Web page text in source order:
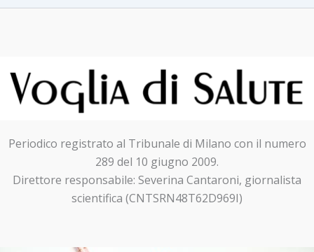
Periodico registrato al Tribunale di Milano con il numero
289 del 10 giugno 2009.
Direttore responsabile: Severina Cantaroni, giornalista
scientifica (CNTSRN48T62D969I)